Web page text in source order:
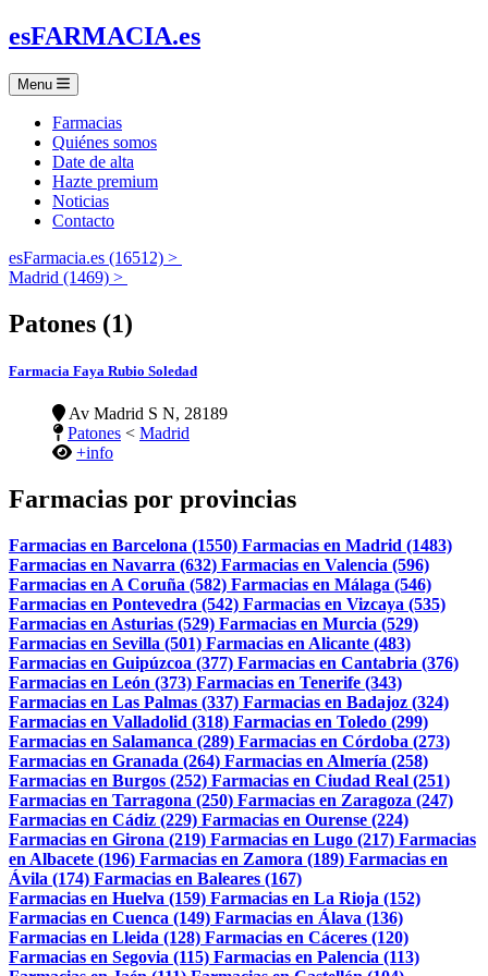
esFARMACIA.es
Menu
Farmacias
Quiénes somos
Date de alta
Hazte premium
Noticias
Contacto
esFarmacia.es (16512) >
Madrid (1469) >
Patones (1)
Farmacia Faya Rubio Soledad
Av Madrid S N, 28189
Patones < Madrid
+info
Farmacias por provincias
Farmacias en Barcelona (1550) Farmacias en Madrid (1483)
Farmacias en Navarra (632) Farmacias en Valencia (596)
Farmacias en A Coruña (582) Farmacias en Málaga (546)
Farmacias en Pontevedra (542) Farmacias en Vizcaya (535)
Farmacias en Asturias (529) Farmacias en Murcia (529)
Farmacias en Sevilla (501) Farmacias en Alicante (483)
Farmacias en Guipúzcoa (377) Farmacias en Cantabria (376)
Farmacias en León (373) Farmacias en Tenerife (343)
Farmacias en Las Palmas (337) Farmacias en Badajoz (324)
Farmacias en Valladolid (318) Farmacias en Toledo (299)
Farmacias en Salamanca (289) Farmacias en Córdoba (273)
Farmacias en Granada (264) Farmacias en Almería (258)
Farmacias en Burgos (252) Farmacias en Ciudad Real (251)
Farmacias en Tarragona (250) Farmacias en Zaragoza (247)
Farmacias en Cádiz (229) Farmacias en Ourense (224)
Farmacias en Girona (219) Farmacias en Lugo (217) Farmacias
en Albacete (196) Farmacias en Zamora (189) Farmacias en
Ávila (174) Farmacias en Baleares (167)
Farmacias en Huelva (159) Farmacias en La Rioja (152)
Farmacias en Cuenca (149) Farmacias en Álava (136)
Farmacias en Lleida (128) Farmacias en Cáceres (120)
Farmacias en Segovia (115) Farmacias en Palencia (113)